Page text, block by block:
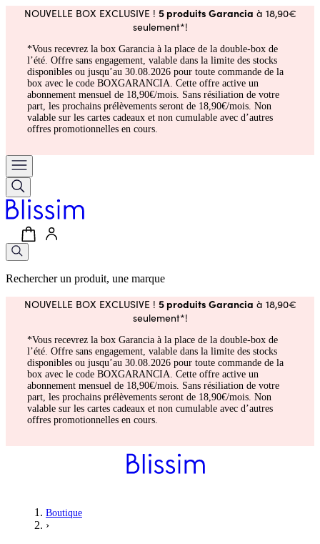
NOUVELLE BOX EXCLUSIVE ! 5 produits Garancia à 18,90€
seulement*!
*Vous recevrez la box Garancia à la place de la double-box de
l’été. Offre sans engagement, valable dans la limite des stocks
disponibles ou jusqu’au 30.08.2026 pour toute commande de la
box avec le code BOXGARANCIA. Cette offre active un
abonnement mensuel de 18,90€/mois. Sans résiliation de votre
part, les prochains prélèvements seront de 18,90€/mois. Non
valable sur les cartes cadeaux et non cumulable avec d’autres
offres promotionnelles en cours.
Rechercher un produit, une marque
NOUVELLE BOX EXCLUSIVE ! 5 produits Garancia à 18,90€
seulement*!
*Vous recevrez la box Garancia à la place de la double-box de
l’été. Offre sans engagement, valable dans la limite des stocks
disponibles ou jusqu’au 30.08.2026 pour toute commande de la
box avec le code BOXGARANCIA. Cette offre active un
abonnement mensuel de 18,90€/mois. Sans résiliation de votre
part, les prochains prélèvements seront de 18,90€/mois. Non
valable sur les cartes cadeaux et non cumulable avec d’autres
offres promotionnelles en cours.
Emmanuelle
Boutique
›